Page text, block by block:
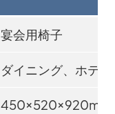
宴会用椅子
ダイニング、ホテ
450×520×920mm